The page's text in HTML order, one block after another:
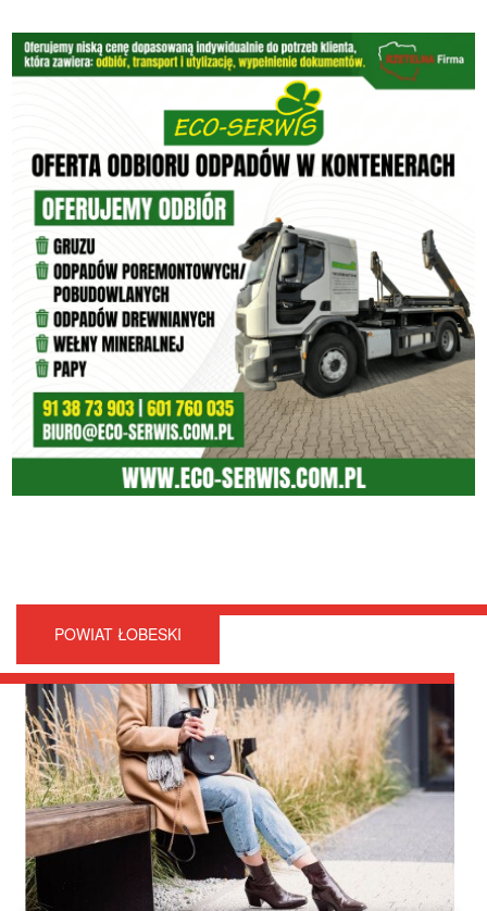
POWIAT ŁOBESKI